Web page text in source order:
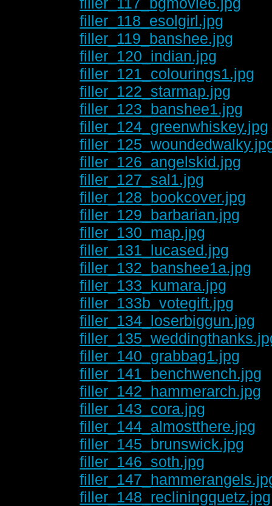
filler_118_esolgirl.jpg
filler_119_banshee.jpg
filler_120_indian.jpg
filler_121_colourings1.jpg
filler_122_starmap.jpg
filler_123_banshee1.jpg
filler_124_greenwhiskey.jpg
filler_126_angelskid.jpg
filler_127_sal1.jpg
filler_128_bookcover.jpg
filler_129_barbarian.jpg
filler_130_map.jpg
filler_131_lucased.jpg
filler_132_banshee1a.jpg
filler_133_kumara.jpg
filler_133b_votegift.jpg
filler_134_loserbiggun.jpg
filler_140_grabbag1.jpg
filler_141_benchwench.jpg
filler_142_hammerarch.jpg
filler_143_cora.jpg
filler_144_almostthere.jpg
filler_145_brunswick.jpg
filler_146_soth.jpg
filler_148_recliningquetz.jpg